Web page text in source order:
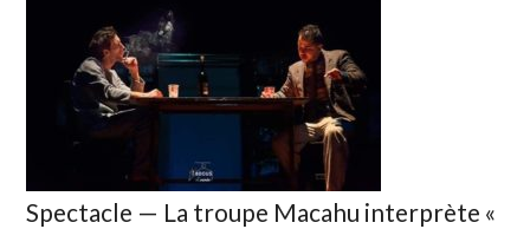
Spectacle — La troupe Macahu interprète «